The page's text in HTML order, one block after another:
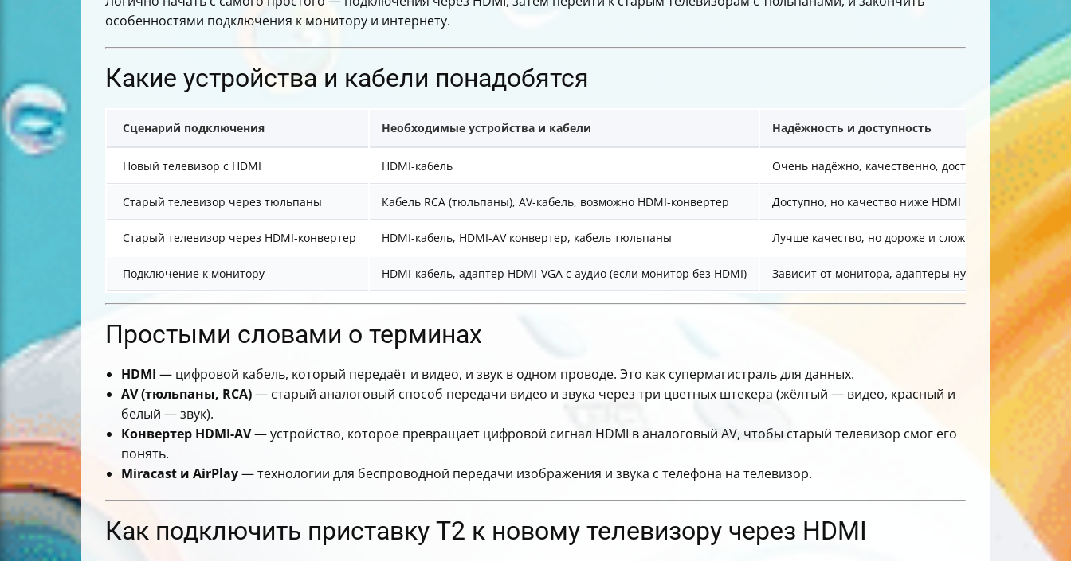
особенностями подключения к монитору и интернету.
Какие устройства и кабели понадобятся
Сценарий подключения Необходимые устройства и кабели Надёжность и доступность
Новый телевизор с HDMI HDMI-кабель Очень надёжно, качественно, доступно
Старый телевизор через тюльпаны Кабель RCA (тюльпаны), AV-кабель, возможно HDMI-конвертер Доступно, но качество ниже HDMI
Старый телевизор через HDMI-конвертер HDMI-кабель, HDMI-AV конвертер, кабель тюльпаны Лучше качество, но дороже и сложнее в настройке
Подключение к монитору HDMI-кабель, адаптер HDMI-VGA с аудио (если монитор без HDMI) Зависит от монитора, адаптеры нужны для VGA
Простыми словами о терминах
HDMI — цифровой кабель, который передаёт и видео, и звук в одном проводе. Это как супермагистраль для данных.
AV (тюльпаны, RCA)— старый аналоговый способ передачи видео и звука через три цветных штекера (жёлтый — видео, красный и
белый — звук).
Конвертер HDMI-AV— устройство, которое превращает цифровой сигнал HDMI в аналоговый AV, чтобы старый телевизор смог его
понять.
Miracast и AirPlay— технологии для беспроводной передачи изображения и звука с телефона на телевизор.
Как подключить приставку Т2 к новому телевизору через HDMI